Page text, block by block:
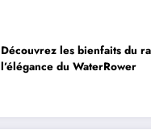
Découvrez les bienfaits du
l’élégance du WaterRower